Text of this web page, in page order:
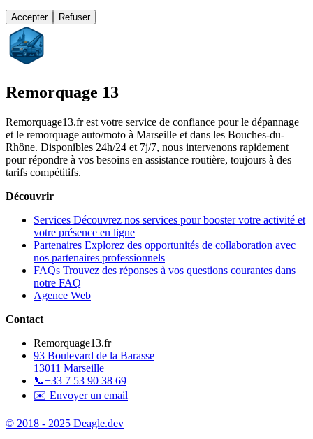
Accepter Refuser
Remorquage 13
Remorquage13.fr est votre service de confiance pour le dépannage
et le remorquage auto/moto à Marseille et dans les Bouches-du-
Rhône. Disponibles 24h/24 et 7j/7, nous intervenons rapidement
pour répondre à vos besoins en assistance routière, toujours à des
tarifs compétitifs.
Découvrir
Services Découvrez nos services pour booster votre activité et
votre présence en ligne
Partenaires Explorez des opportunités de collaboration avec
nos partenaires professionnels
FAQs Trouvez des réponses à vos questions courantes dans
notre FAQ
Agence Web
Contact
Remorquage13.fr
93 Boulevard de la Barasse
13011 Marseille
📞+33 7 53 90 38 69
✉️ Envoyer un email
© 2018 - 2025 Deagle.dev